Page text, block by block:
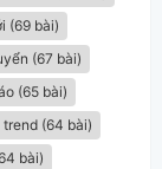
(69 bài)
(67 bài)
(65 bài)
trend (64 bài)
bài)